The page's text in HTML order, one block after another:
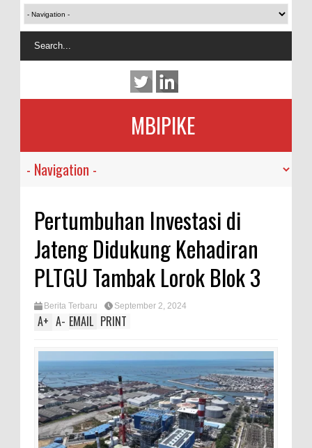
MBIPIKE
Pertumbuhan Investasi di
Jateng Didukung Kehadiran
PLTGU Tambak Lorok Blok 3
Berita Terbaru September 2, 2024
A+ A- EMAIL PRINT